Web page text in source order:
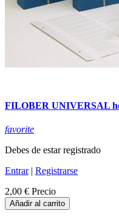
FILOBER UNIVERSAL
favorite
Debes de estar registrado
Entrar| Registrarse
2,00 € Precio
Añadir al carrito